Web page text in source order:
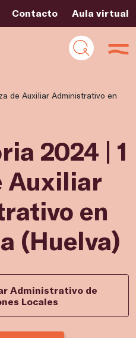
Contacto Aula virtual
de Auxiliar Administrativo en
2024 | 1
Auxiliar
en
(Huelva)
Administrativo de
Locales